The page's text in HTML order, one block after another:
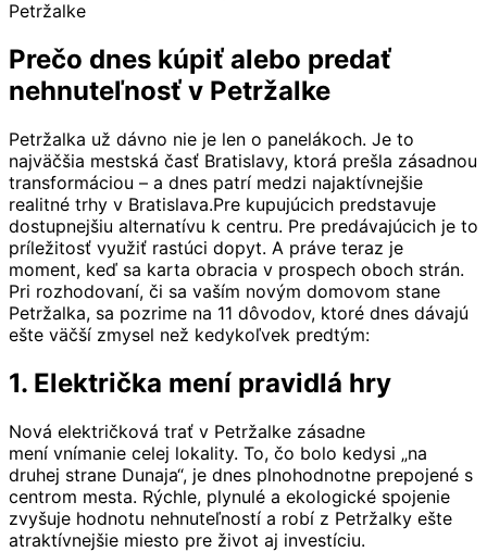
Prečo dnes kúpiť alebo predať
nehnuteľnosť v Petržalke
Petržalka už dávno nie je len o panelákoch. Je to
najväčšia mestská časť Bratislavy, ktorá prešla zásadnou
transformáciou – a dnes patrí medzi najaktívnejšie
realitné trhy v Bratislava.Pre kupujúcich predstavuje
dostupnejšiu alternatívu k centru. Pre predávajúcich je to
príležitosť využiť rastúci dopyt. A práve teraz je
moment, keď sa karta obracia v prospech oboch strán.
Pri rozhodovaní, či sa vaším novým domovom stane
Petržalka, sa pozrime na 11 dôvodov, ktoré dnes dávajú
ešte väčší zmysel než kedykoľvek predtým:
1. Električka mení pravidlá hry
Nová električková trať v Petržalke zásadne
mení vnímanie celej lokality. To, čo bolo kedysi „na
druhej strane Dunaja“, je dnes plnohodnotne prepojené s
centrom mesta. Rýchle, plynulé a ekologické spojenie
zvyšuje hodnotu nehnuteľností a robí z Petržalky ešte
atraktívnejšie miesto pre život aj investíciu.